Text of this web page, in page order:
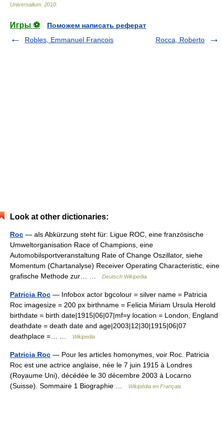
Universalium 2010
Игры ⚽
Поможем написать реферат
Robles, Emmanuel Francois
Rocca, Roberto
Look at other dictionaries:
Roc — als Abkürzung steht für: Ligue ROC, eine französische
Umweltorganisation Race of Champions, eine
Automobilsportveranstaltung Rate of Change Oszillator, siehe
Momentum (Chartanalyse) Receiver Operating Characteristic, eine
grafische Methode zur… …
Deutsch Wikipedia
Patricia Roc — Infobox actor bgcolour = silver name = Patricia
Roc imagesize = 200 px birthname = Felicia Miriam Ursula Herold
birthdate = birth date|1915|06|07|mf=y location = London, England
deathdate = death date and age|2003|12|30|1915|06|07
deathplace =… …
Wikipedia
Patricia Roc — Pour les articles homonymes, voir Roc. Patricia
Roc est une actrice anglaise, née le 7 juin 1915 à Londres
(Royaume Uni), décédée le 30 décembre 2003 à Locarno
(Suisse). Sommaire 1 Biographie …
Wikipédia en Français